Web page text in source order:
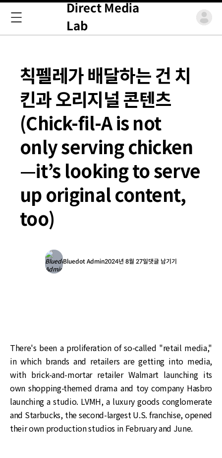
Direct Media
Lab
칙펠레가 배달하는 건 치
킨과 오리지널 콘텐츠
(Chick-fil-A is not
only serving chicken
—it’s looking to serve
up original content,
too)
Bluedot Admin2024년 8월 27일댓글 남기기
There's been a proliferation of so-called "retail media,"
in which brands and retailers are getting into media,
with brick-and-mortar retailer Walmart launching its
own shopping-themed drama and toy company Hasbro
launching a studio. LVMH, a luxury goods conglomerate
and Starbucks, the second-largest U.S. franchise, opened
their own production studios in February and June.